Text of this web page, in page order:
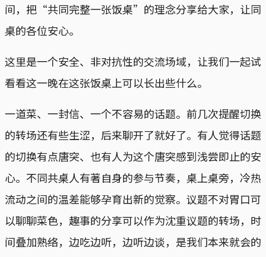
间，把“共同完整一张饭桌”的理念分享给大家，让同
桌的各位安心。
这里是一个安全、非对抗性的交流场域，让我们一起试
看看这一晚在这张饭桌上可以长出些什么。
一道菜、一封信、一个不容易的话题。前几次提醒切换
的转场还有些生涩，后来聊开了就好了。有人觉得话题
的切换有点唐突、也有人为这个唐突感到浅尝即止的安
心。不同共桌人有著自身的参与节奏，桌上桌旁，冷热
流动之间的温差能够孕育出新的觉察。议题不对胃口可
以聊聊菜色，趣事的分享可以作为沈重议题的转场，时
间叠加熟络，边吃边听，边听边谈，是我们本来就会的